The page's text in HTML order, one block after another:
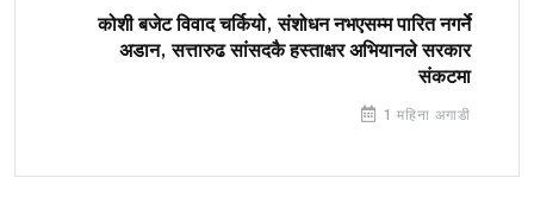
कोशी बजेट विवाद चर्कियो, संशोधन नभएसम्म पारित नगर्ने
अडान, सत्तारुढ सांसदकै हस्ताक्षर अभियानले सरकार
संकटमा
1 महिना अगाडी